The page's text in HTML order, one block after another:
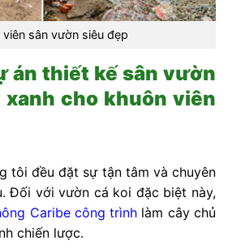
viên sân vườn siêu đẹp
án thiết kế sân vườn
cho khuôn viên
tôi đều đặt sự tận tâm và chuyên
Đối với vườn cá koi đặc biệt này,
Caribe công trình làm cây chủ
chiến lược.